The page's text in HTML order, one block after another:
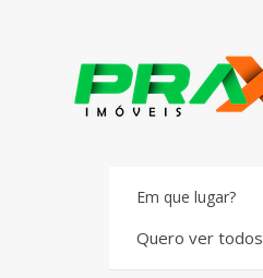
Em que lugar?
Quero ver todos